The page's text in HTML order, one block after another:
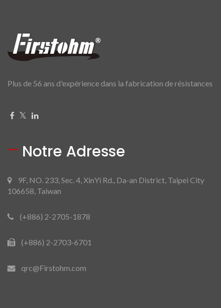
Plus de 56 ans d'expérience dans la fabrication de résistances
Notre Adresse
9F, NO. 233, Sec. 4, XinYi Rd., Da-an District, Taipei City
106658, Taiwan
(+886) 2-2705-1878
(+886) 2-2703-6701
qrc@Firstohm.com